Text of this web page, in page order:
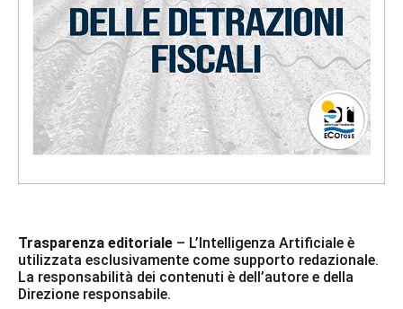
Trasparenza editoriale – L’Intelligenza Artificiale è
utilizzata esclusivamente come supporto redazionale.
La responsabilità dei contenuti è dell’autore e della
Direzione responsabile.